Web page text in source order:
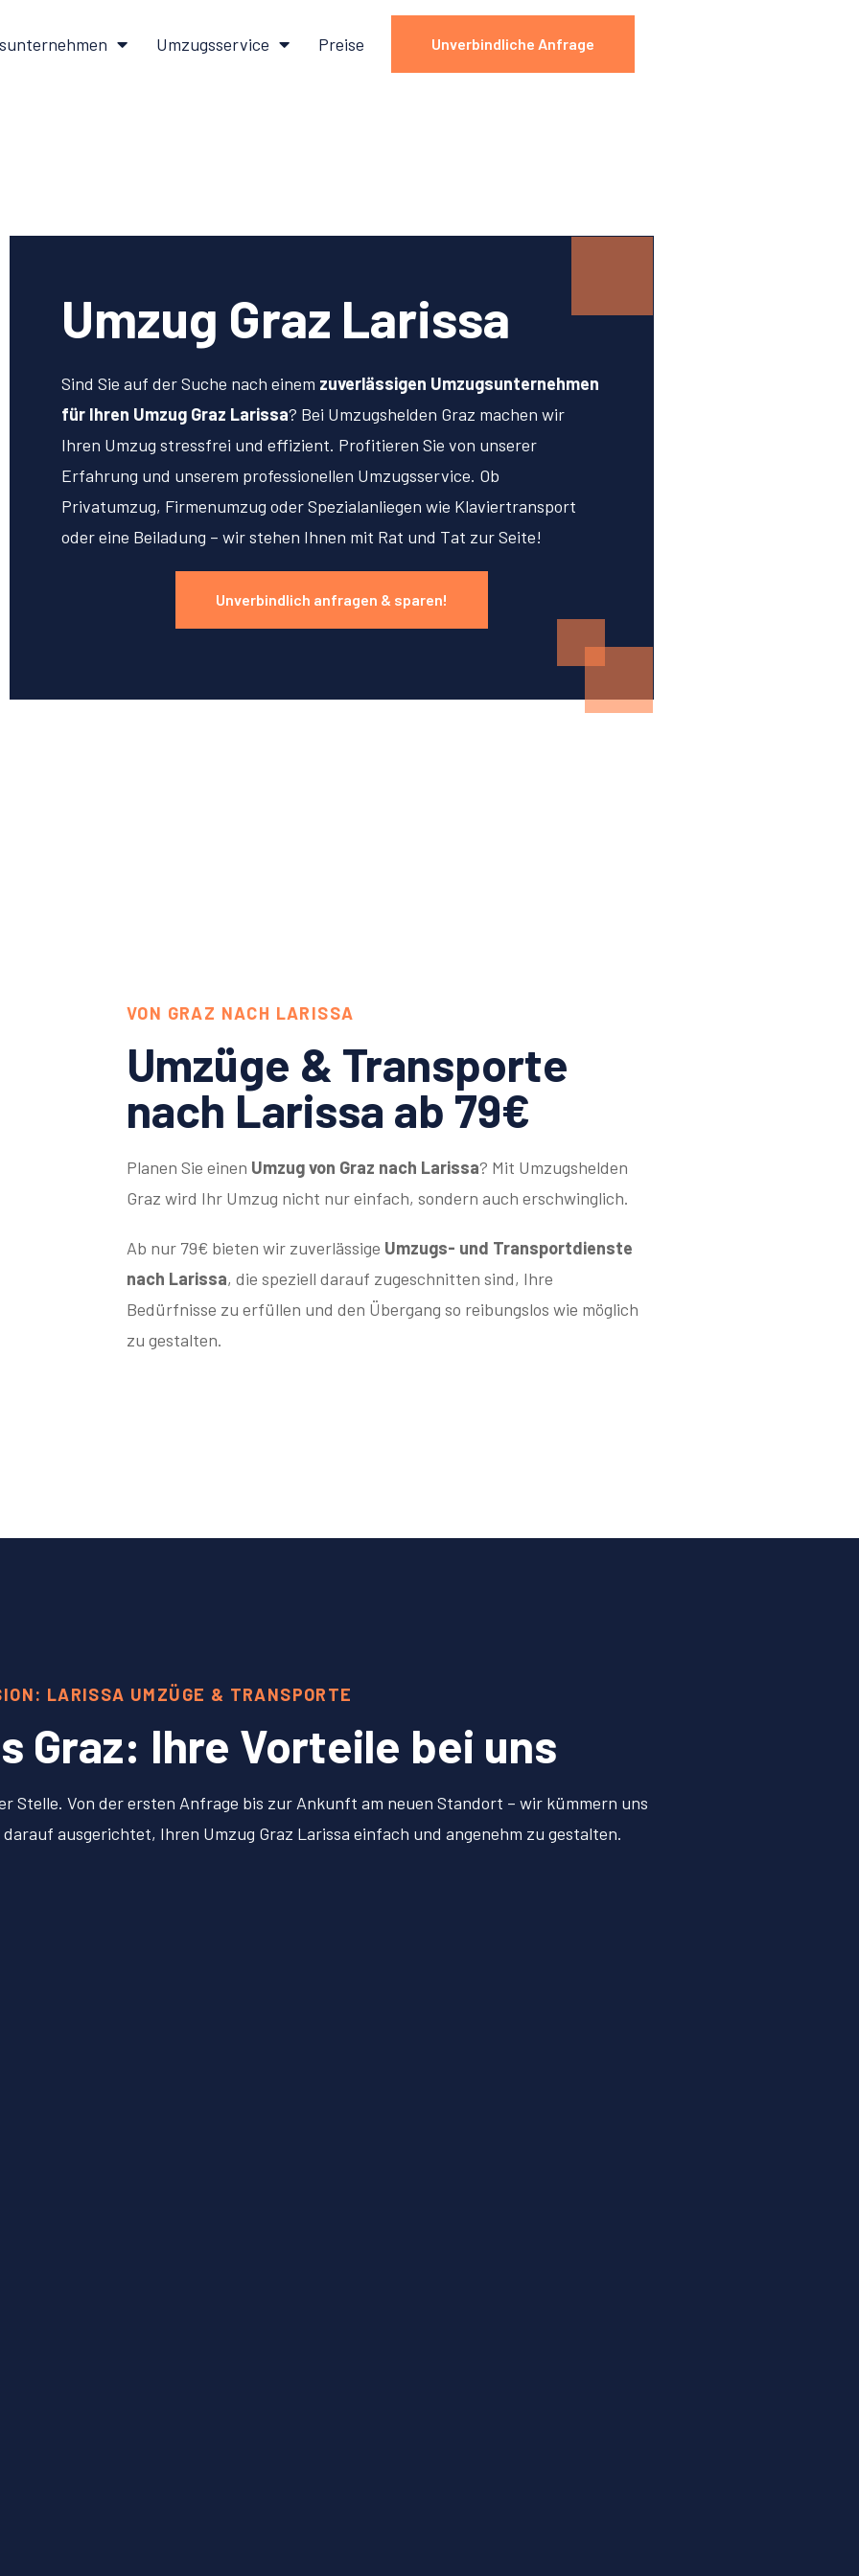
Umzugsservice Preise Unverbindliche Anfrage
Umzug Graz Larissa
Sind Sie auf der Suche nach einem zuverlässigen Umzugsunternehmen
für Ihren Umzug Graz Larissa? Bei Umzugshelden Graz machen wir
Ihren Umzug stressfrei und effizient. Profitieren Sie von unserer
Erfahrung und unserem professionellen Umzugsservice. Ob
Privatumzug, Firmenumzug oder Spezialanliegen wie Klaviertransport
oder eine Beiladung – wir stehen Ihnen mit Rat und Tat zur Seite!
Unverbindlich anfragen & sparen!
VON GRAZ NACH LARISSA
Umzüge & Transporte
nach Larissa ab 79€
Planen Sie einen Umzug von Graz nach Larissa? Mit Umzugshelden
Graz wird Ihr Umzug nicht nur einfach, sondern auch erschwinglich.
Ab nur 79€ bieten wir zuverlässige Umzugs- und Transportdienste
nach Larissa, die speziell darauf zugeschnitten sind, Ihre
Bedürfnisse zu erfüllen und den Übergang so reibungslos wie möglich
zu gestalten.
LARISSA UMZÜGE & TRANSPORTE
Graz: Ihre Vorteile bei uns
Stelle. Von der ersten Anfrage bis zur Ankunft am neuen Standort – wir kümmern uns
ausgerichtet, Ihren Umzug Graz Larissa einfach und angenehm zu gestalten.